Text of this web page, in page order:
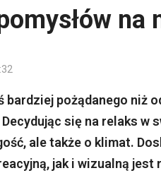
na
bardziej pożądanego niż
się na relaks w
ale także o klimat.
jak i wizualną jest